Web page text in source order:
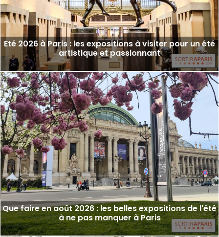
Eté 2026 à Paris : les expositions à visiter pour un été
artistique et passionnant
Que faire en août 2026 : les belles expositions de l'été
à ne pas manquer à Paris